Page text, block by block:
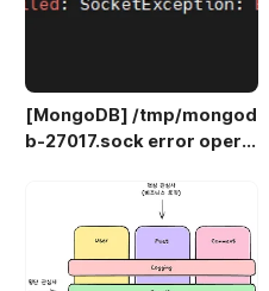
[MongoDB] /tmp/mongod
b-27017.sock error opera